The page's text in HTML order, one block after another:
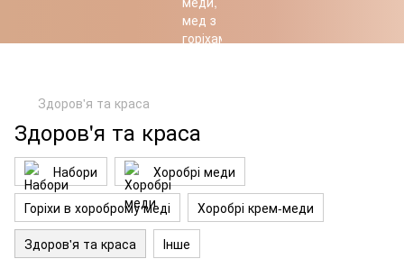
Здоров'я та краса
Здоров'я та краса
Набори
Хоробрі меди
Горіхи в хороброму меді
Хоробрі крем-меди
Здоров'я та краса
Інше